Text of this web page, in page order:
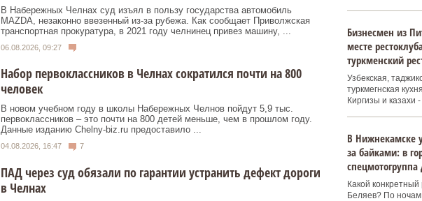
В Набережных Челнах суд изъял в пользу государства автомобиль
MAZDA, незаконно ввезенный из‑за рубежа. Как сообщает Приволжская
транспортная прокуратура, в 2021 году челнинец привез машину, ...
06.08.2026, 09:27
Набор первоклассников в Челнах сократился почти на 800
человек
В новом учебном году в школы Набережных Челнов пойдут 5,9 тыс.
первоклассников – это почти на 800 детей меньше, чем в прошлом году.
Данные изданию Chelny‑biz.ru предоставило ...
04.08.2026, 16:47 7
ПАД через суд обязали по гарантии устранить дефект дороги
в Челнах
Бизнесмен из
месте
туркменский
Узбекская,
туркмегнская
Киргизы и казахи
В Нижнекамске
за байками: в
Какой конкретный
Беляев? По